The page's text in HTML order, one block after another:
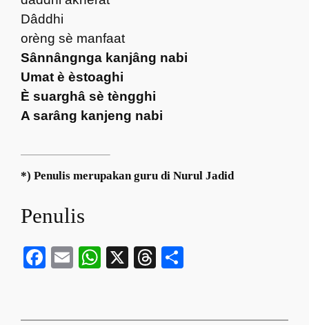
Dâddhi
orèng sè manfaat
Sânnângnga kanjâng nabi
Umat è èstoaghi
È suarghâ sè tèngghi
A sarâng kanjeng nabi
*) Penulis merupakan guru di Nurul Jadid
Penulis
Facebook
EmailWhatsApp
X Threads